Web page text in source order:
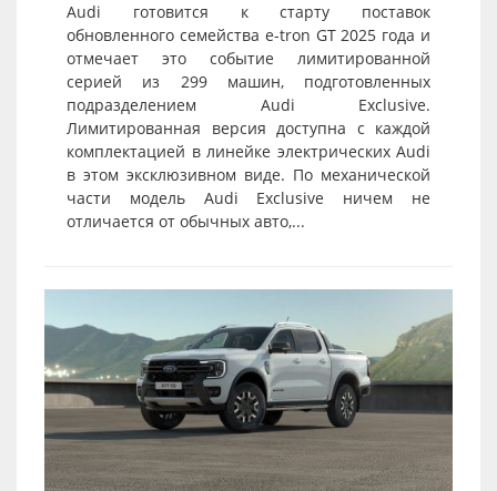
Audi готовится к старту поставок
обновленного семейства e-tron GT 2025 года и
отмечает это событие лимитированной
серией из 299 машин, подготовленных
подразделением Audi Exclusive.
Лимитированная версия доступна с каждой
комплектацией в линейке электрических Audi
в этом эксклюзивном виде. По механической
части модель Audi Exclusive ничем не
отличается от обычных авто,...